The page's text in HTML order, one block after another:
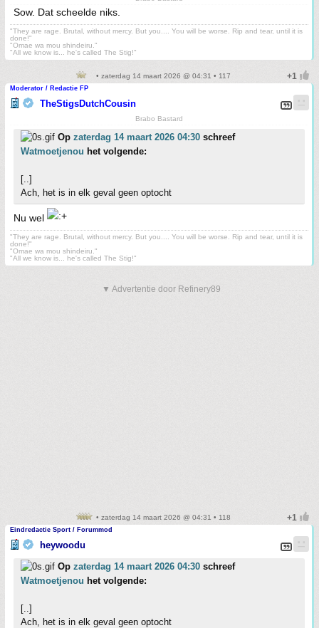
Sow. Dat scheelde niks.
"They are rage. Brutal, without mercy. But you.... You will be worse. Rip and tear, until it is
done!"
"Omae wa mou shindeiru."
"All we know is... he's called The Stig!"
• zaterdag 14 maart 2026 @ 04:31 • 117
Moderator / Redactie FP
TheStigsDutchCousin
Brabo Bastard
Op zaterdag 14 maart 2026 04:30 schreef
Watmoetjenou het volgende:
[..]
Ach, het is in elk geval geen optocht
Nu wel
"They are rage. Brutal, without mercy. But you.... You will be worse. Rip and tear, until it is
done!"
"Omae wa mou shindeiru."
"All we know is... he's called The Stig!"
▼ Advertentie door Refinery89
• zaterdag 14 maart 2026 @ 04:31 • 118
Eindredactie Sport / Forummod
heywoodu
Op zaterdag 14 maart 2026 04:30 schreef
Watmoetjenou het volgende:
[..]
Ach, het is in elk geval geen optocht